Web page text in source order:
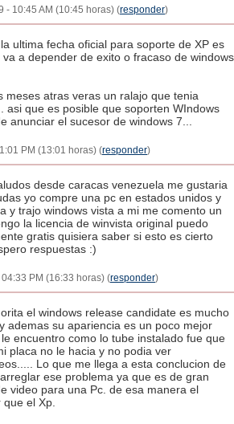
- 10:45 AM (10:45 horas) (responder)
ultima fecha oficial para soporte de XP es
a depender de exito o fracaso de windows
meses atras veras un ralajo que tenia
asi que es posible que soporten WIndows
anunciar el sucesor de windows 7...
PM (13:01 horas) (responder)
desde caracas venezuela me gustaria
yo compre una pc en estados unidos y
y trajo windows vista a mi me comento un
la licencia de winvista original puedo
gratis quisiera saber si esto es cierto
respuestas :)
PM (16:33 horas) (responder)
el windows release candidate es mucho
ademas su apariencia es un poco mejor
encuentro como lo tube instalado fue que
placa no le hacia y no podia ver
Lo que me llega a esta conclucion de
ese problema ya que es de gran
video para una Pc. de esa manera el
el Xp.